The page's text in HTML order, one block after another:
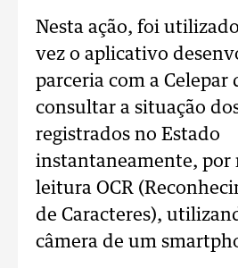
Nesta ação, foi
vez o aplicativo
parceria com a Celepar
consultar a situação
registrados no Estado
instantaneamente, por
leitura OCR
de Caracteres),
câmera de um